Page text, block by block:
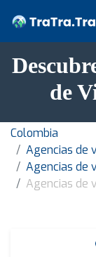
de
Colombia
Agencias de
Agencias de
Agencias de